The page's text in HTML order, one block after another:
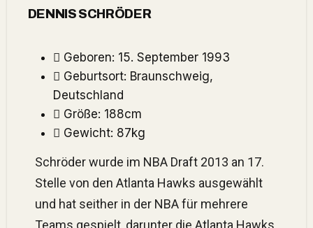
DENNIS SCHRÖDER
Geboren: 15. September 1993
Geburtsort: Braunschweig,
Deutschland
Größe: 188cm
Gewicht: 87kg
Schröder wurde im NBA Draft 2013 an 17.
Stelle von den Atlanta Hawks ausgewählt
und hat seither in der NBA für mehrere
Teams gespielt, darunter die Atlanta Hawks,